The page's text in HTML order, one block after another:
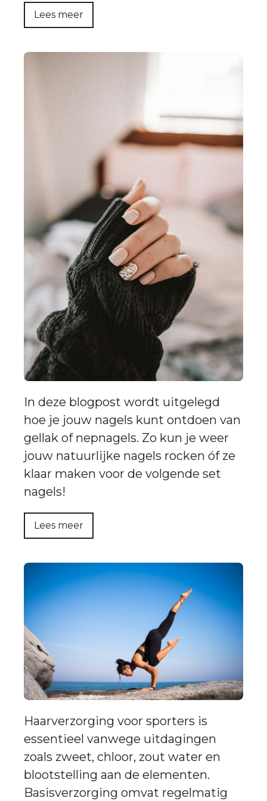
Lees meer
In deze blogpost wordt uitgelegd
hoe je jouw nagels kunt ontdoen van
gellak of nepnagels. Zo kun je weer
jouw natuurlijke nagels rocken óf ze
klaar maken voor de volgende set
nagels!
Lees meer
Haarverzorging voor sporters is
essentieel vanwege uitdagingen
zoals zweet, chloor, zout water en
blootstelling aan de elementen.
Basisverzorging omvat regelmatig